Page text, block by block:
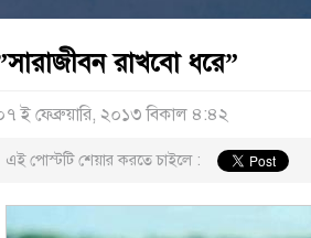
রাখবো ধরে”
ই ফেব্রুয়ারি, ২০১৩ বিকাল ৪:৪২
এই পোস্টটি শেয়ার করতে চাইলে :